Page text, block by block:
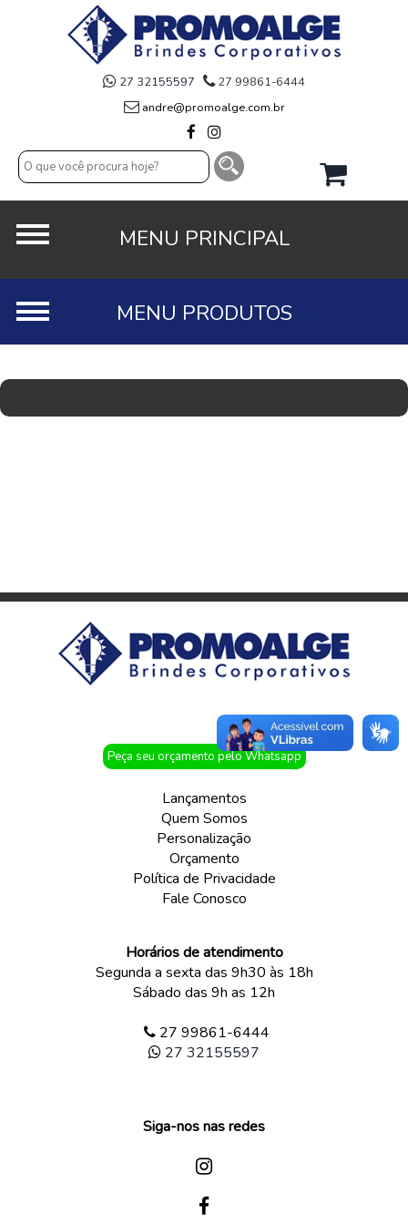
27 32155597
27 99861-6444
andre@promoalge.com.br
Peça seu orçamento pelo Whatsapp
Lançamentos
Quem Somos
Personalização
Orçamento
Política de Privacidade
Fale Conosco
Horários de atendimento
Segunda a sexta das 9h30 às 18h
Sábado das 9h as 12h
27 99861-6444
27 32155597
Siga-nos nas redes